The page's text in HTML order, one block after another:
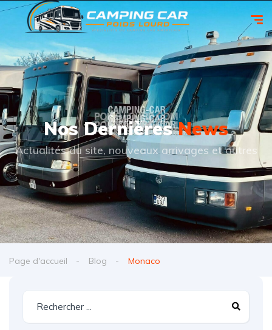
Nos DernièresNews
Actualités du site, nouveaux arrivages et autres
Page d'accueil Blog Monaco